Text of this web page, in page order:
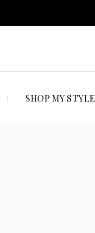
SHOP MY STYLE